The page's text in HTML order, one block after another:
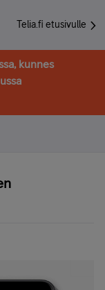
Telia.fi etusivulle
kunnes